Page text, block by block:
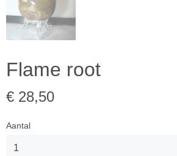
Flame root
€ 28,50
Aantal